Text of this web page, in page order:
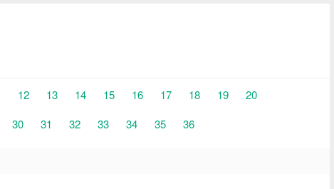
12 13 14 15 16 17 18 19
20
30 31 32 33 34 35 36